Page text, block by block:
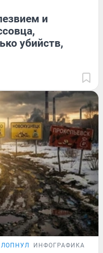
и
убийств,
ИНФОГРАФИКА